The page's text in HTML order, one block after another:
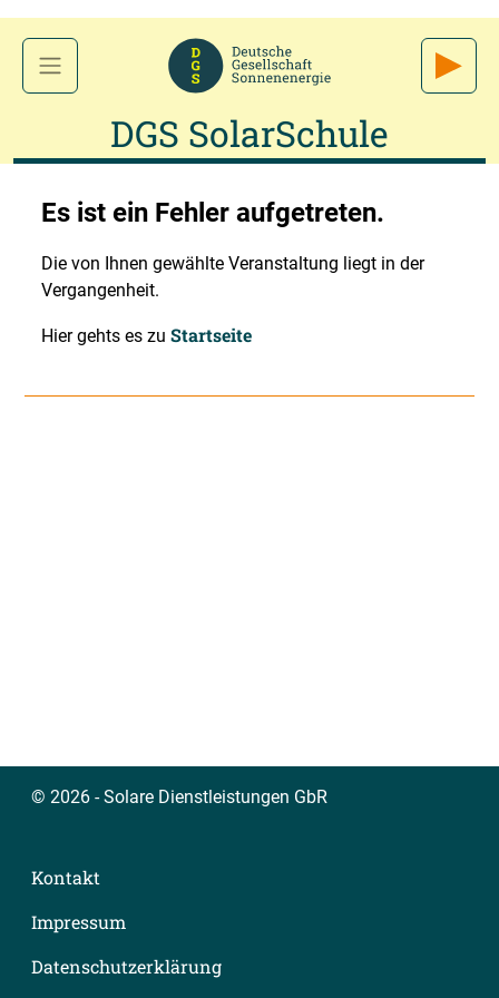
DGS SolarSchule
Es ist ein Fehler aufgetreten.
Die von Ihnen gewählte Veranstaltung liegt in der
Vergangenheit.
Hier gehts es zu Startseite
© 2026 - Solare Dienstleistungen GbR
Kontakt
Impressum
Datenschutzerklärung